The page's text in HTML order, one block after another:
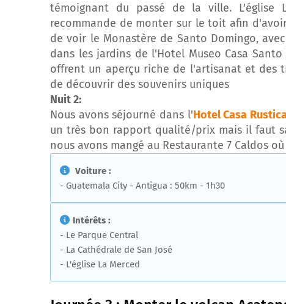
témoignant du passé de la ville.
recommande de monter sur le toit afin
de voir le Monastère de Santo Domingo,
dans les jardins de l'Hotel Museo Casa
offrent un aperçu riche de l'artisanat et des
de découvrir des souvenirs uniques
Nuit 2:
Nous avons séjourné dans l'Hotel Casa
un très bon rapport qualité/prix mais il faut
nous avons mangé au Restaurante 7 Caldos
Voiture :
- Guatemala City - Antigua : 50km - 1h30
Intérêts :
- Le Parque Central
- La Cathédrale de San José
- L'église La Merced